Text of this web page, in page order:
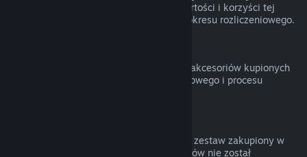
odnawiana, ale uzyskasz dostęp do zawartości i korzyści tej
subskrypcji do końca twojego obecnego okresu rozliczeniowego.
Możesz poprosić o zwrot sprzętu Steam i akcesoriów kupionych
poprzez Steam w obrębie przedziału czasowego i procesu
Możesz otrzymać zwrot pieniędzy za cały zestaw zakupiony w
Sklepie Steam, jeśli żaden z jego elementów nie został